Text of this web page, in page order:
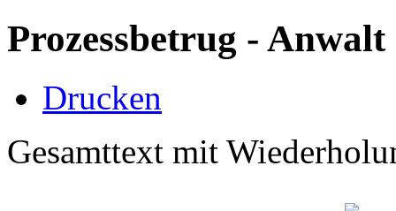
Prozessbetrug -
Drucken
Gesamttext mit